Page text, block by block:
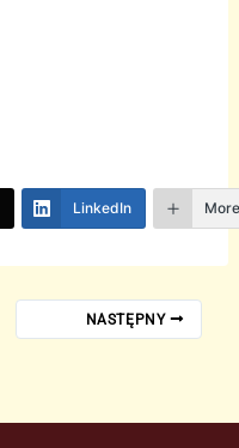
LinkedIn
NASTĘPNY